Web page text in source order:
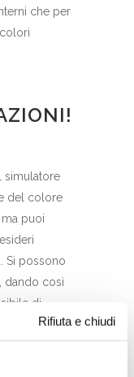
Rifiuta e chiudi
che per
simulatore
del colore
puoi
Si possono
dando così
di
con i
precisione